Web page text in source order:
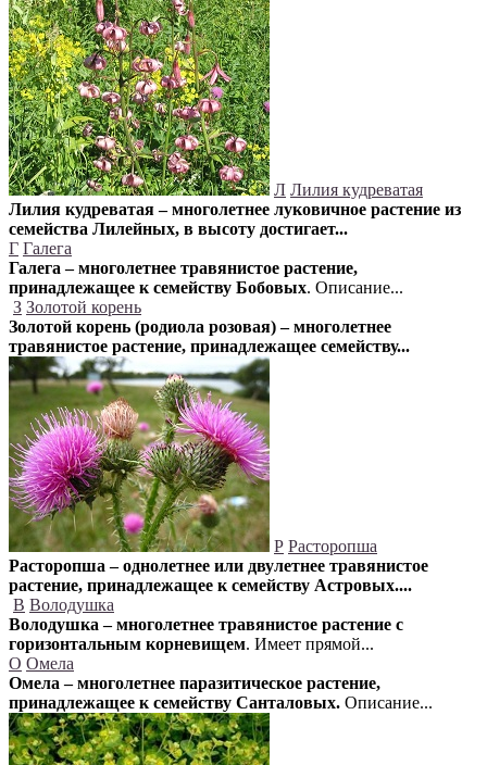
Л Лилия кудреватая
Лилия кудреватая – многолетнее луковичное растение из
семейства Лилейных, в высоту достигает...
Г Галега
Галега – многолетнее травянистое растение,
принадлежащее к семейству Бобовых. Описание...
З Золотой корень
Золотой корень (родиола розовая) – многолетнее
травянистое растение, принадлежащее семейству...
Р Расторопша
Расторопша – однолетнее или двулетнее травянистое
растение, принадлежащее к семейству Астровых....
В Володушка
Володушка – многолетнее травянистое растение с
горизонтальным корневищем. Имеет прямой...
О Омела
Омела – многолетнее паразитическое растение,
принадлежащее к семейству Санталовых. Описание...